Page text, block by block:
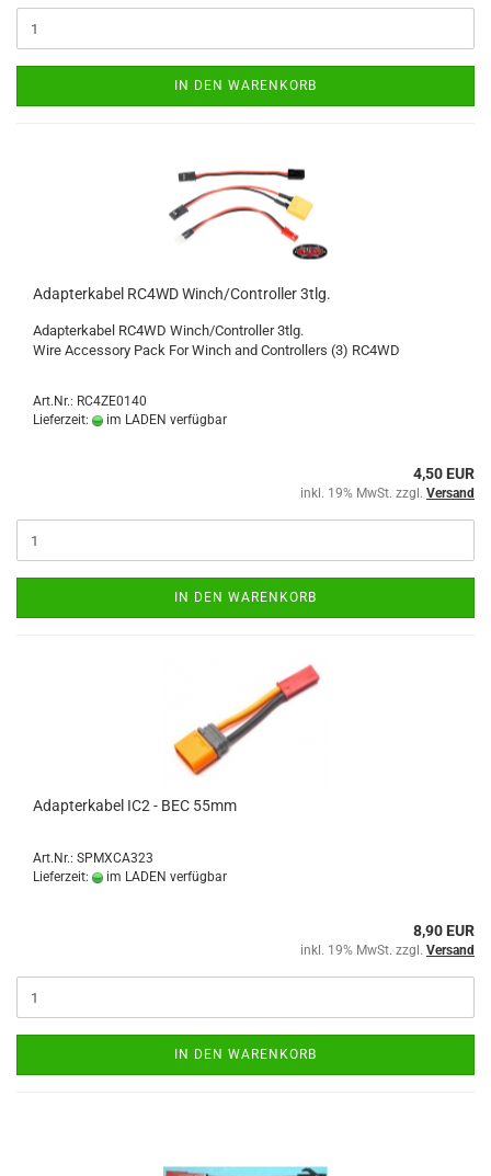
IN DEN WARENKORB
Adapterkabel RC4WD Winch/Controller 3tlg.
Adapterkabel RC4WD Winch/Controller 3tlg.
Wire Accessory Pack For Winch and Controllers (3) RC4WD
Art.Nr.: RC4ZE0140
Lieferzeit:
im LADEN verfügbar
4,50 EUR
inkl. 19% MwSt. zzgl. Versand
IN DEN WARENKORB
Adapterkabel IC2 - BEC 55mm
Art.Nr.: SPMXCA323
Lieferzeit:
im LADEN verfügbar
8,90 EUR
inkl. 19% MwSt. zzgl. Versand
IN DEN WARENKORB